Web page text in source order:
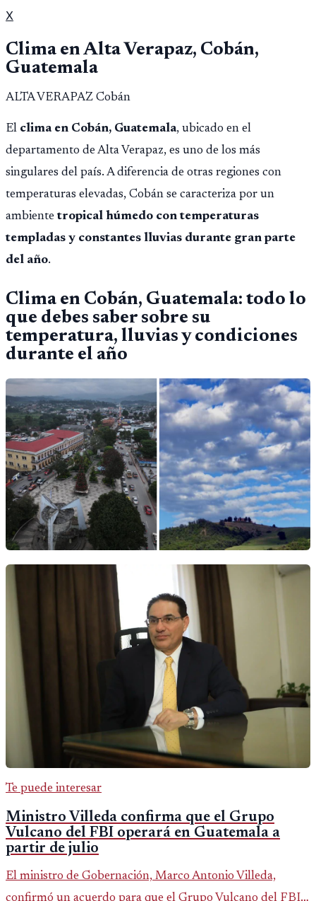
X
Clima enAlta Verapaz, Cobán,
Guatemala
ALTA VERAPAZ Cobán
El clima en Cobán, Guatemala, ubicado en el
departamento de Alta Verapaz, es uno de los más
singulares del país. A diferencia de otras regiones con
temperaturas elevadas, Cobán se caracteriza por un
ambientetropical húmedo con temperaturas
templadas y constantes lluvias durante gran parte
del año.
Clima en Cobán, Guatemala: todo lo
que debes saber sobre su
temperatura, lluvias y condiciones
durante el año
Te puede interesar
Ministro Villeda confirma que el Grupo
Vulcano del FBI operará en Guatemala a
partir de julio
El ministro de Gobernación, Marco Antonio Villeda,
confirmó un acuerdo para que el Grupo Vulcano del FBI